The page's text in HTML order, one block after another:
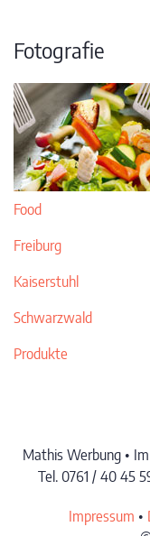
Fotografie
Food
Freiburg
Kaiserstuhl
Schwarzwald
Produkte
Mathis Werbung •
Tel. 0761 / 40 45
Impressum •